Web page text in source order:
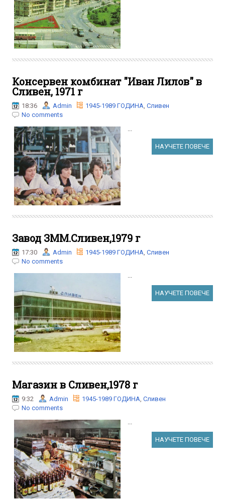
Консервен комбинат "Иван Лилов" в
Сливен, 1971 г
18:36 Admin 1945-1989 ГОДИНА Сливен
No comments
НАУЧЕТЕ ПОВЕЧЕ
Завод ЗММ.Сливен,1979 г
17:30 Admin 1945-1989 ГОДИНА Сливен
No comments
НАУЧЕТЕ ПОВЕЧЕ
Магазин в Сливен,1978 г
9:32 Admin 1945-1989 ГОДИНА Сливен
No comments
НАУЧЕТЕ ПОВЕЧЕ